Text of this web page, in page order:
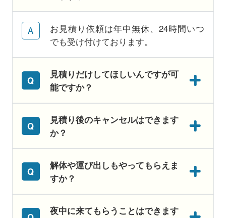
お見積り依頼は年中無休、24時間いつ
でも受け付けております。
見積りだけしてほしいんですが可
能ですか？
見積り後のキャンセルはできます
か？
解体や運び出しもやってもらえま
すか？
夜中に来てもらうことはできます